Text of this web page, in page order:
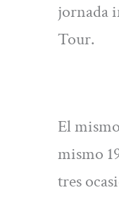
jornada
Tour.
El
mismo
tres